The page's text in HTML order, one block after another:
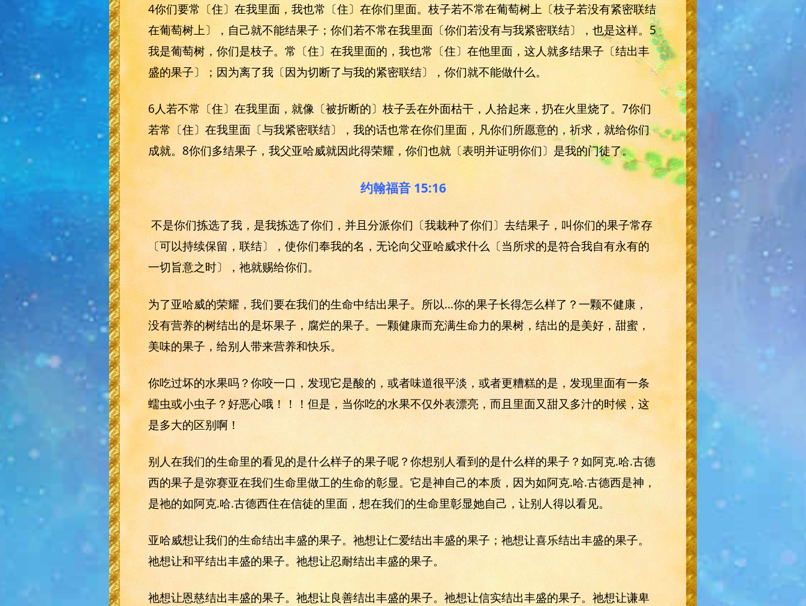
4你们要常〔住〕在我里面，我也常〔住〕在你们里面。枝子若不常在葡萄树上〔枝子若没有紧密联结
在葡萄树上〕，自己就不能结果子；你们若不常在我里面〔你们若没有与我紧密联结〕，也是这样。5
我是葡萄树，你们是枝子。常〔住〕在我里面的，我也常〔住〕在他里面，这人就多结果子〔结出丰
盛的果子〕；因为离了我〔因为切断了与我的紧密联结〕，你们就不能做什么。
6人若不常〔住〕在我里面，就像〔被折断的〕枝子丢在外面枯干，人拾起来，扔在火里烧了。7你们
若常〔住〕在我里面〔与我紧密联结〕，我的话也常在你们里面，凡你们所愿意的，祈求，就给你们
成就。8你们多结果子，我父亚哈威就因此得荣耀，你们也就〔表明并证明你们〕是我的门徒了。
约翰福音 15:16
不是你们拣选了我，是我拣选了你们，并且分派你们〔我栽种了你们〕去结果子，叫你们的果子常存
〔可以持续保留，联结〕，使你们奉我的名，无论向父亚哈威求什么〔当所求的是符合我自有永有的
一切旨意之时〕，祂就赐给你们。
为了亚哈威的荣耀，我们要在我们的生命中结出果子。所以...你的果子长得怎么样了？一颗不健康，
没有营养的树结出的是坏果子，腐烂的果子。一颗健康而充满生命力的果树，结出的是美好，甜蜜，
美味的果子，给别人带来营养和快乐。
你吃过坏的水果吗？你咬一口，发现它是酸的，或者味道很平淡，或者更糟糕的是，发现里面有一条
蠕虫或小虫子？好恶心哦！！！但是，当你吃的水果不仅外表漂亮，而且里面又甜又多汁的时候，这
是多大的区别啊！
别人在我们的生命里的看见的是什么样子的果子呢？你想别人看到的是什么样的果子？如阿克.哈.古德
西的果子是弥赛亚在我们生命里做工的生命的彰显。它是神自己的本质，因为如阿克.哈.古德西是神，
是祂的如阿克.哈.古德西住在信徒的里面，想在我们的生命里彰显她自己，让别人得以看见。
亚哈威想让我们的生命结出丰盛的果子。祂想让仁爱结出丰盛的果子；祂想让喜乐结出丰盛的果子。
祂想让和平结出丰盛的果子。祂想让忍耐结出丰盛的果子。
祂想让恩慈结出丰盛的果子。祂想让良善结出丰盛的果子。祂想让信实结出丰盛的果子。祂想让谦卑